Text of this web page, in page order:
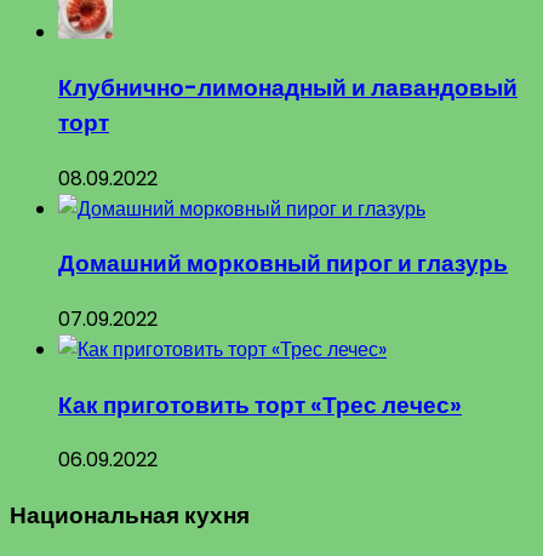
Клубнично-лимонадный и лавандовый
торт
08.09.2022
Домашний морковный пирог и глазурь
07.09.2022
Как приготовить торт «Трес лечес»
06.09.2022
Национальная кухня